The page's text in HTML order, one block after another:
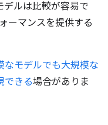
デルは比較が容易で
ーマンスを提供する
なモデルでも大規模な
できる場合がありま